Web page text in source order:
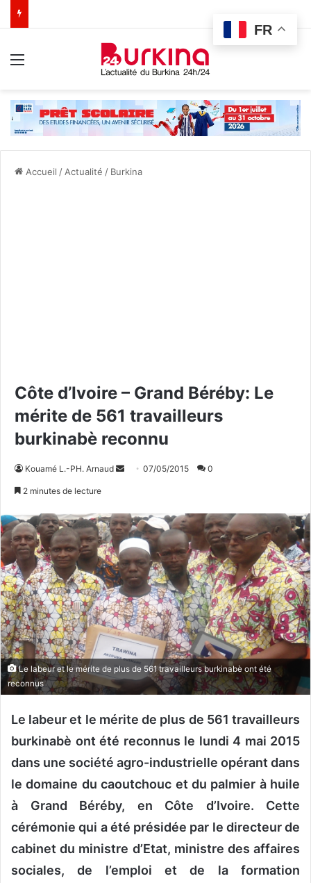
Accueil / Actualité / Burkina
Côte d’Ivoire – Grand Béréby: Le
mérite de 561 travailleurs
burkinabè reconnu
Kouamé L.-PH. Arnaud
o
y
e
r
n
c
o
u
r
e
07/05/2015 0
2 minutes de lecture
Le labeur et le mérite de plus de 561 travailleurs burkinabè ont été
reconnus
Le labeur et le mérite de plus de 561 travailleurs
burkinabè ont été reconnus le lundi 4 mai 2015
dans une société agro-industrielle opérant dans
le domaine du caoutchouc et du palmier à huile
à Grand Béréby, en Côte d’Ivoire. Cette
cérémonie qui a été présidée par le directeur de
cabinet du ministre d’Etat, ministre des affaires
sociales, de l’emploi et de la formation
FR